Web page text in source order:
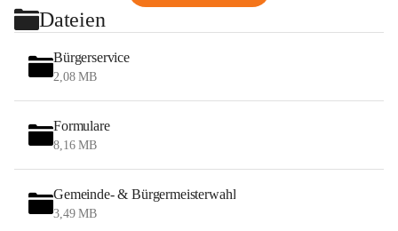
Dateien
Bürgerservice
2,08 MB
Formulare
8,16 MB
Gemeinde- & Bürgermeisterwahl
3,49 MB